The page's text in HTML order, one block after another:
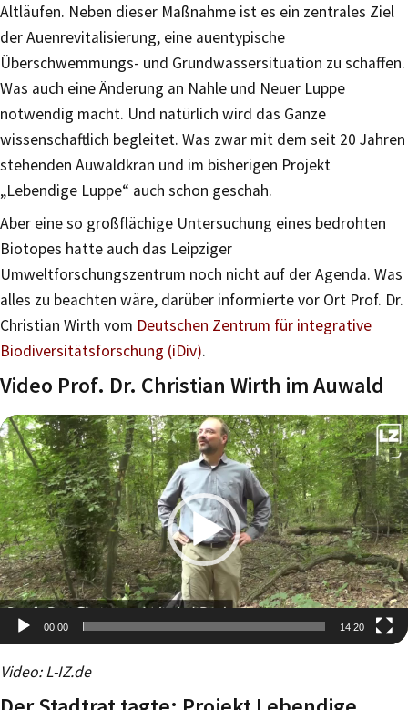
Altläufen. Neben dieser Maßnahme ist es ein zentrales Ziel
der Auenrevitalisierung, eine auentypische
Überschwemmungs- und Grundwassersituation zu schaffen.
Was auch eine Änderung an Nahle und Neuer Luppe
notwendig macht. Und natürlich wird das Ganze
wissenschaftlich begleitet. Was zwar mit dem seit 20 Jahren
stehenden Auwaldkran und im bisherigen Projekt
„Lebendige Luppe“ auch schon geschah.
Aber eine so großflächige Untersuchung eines bedrohten
Biotopes hatte auch das Leipziger
Umweltforschungszentrum noch nicht auf der Agenda. Was
alles zu beachten wäre, darüber informierte vor Ort Prof. Dr.
Christian Wirth vom Deutschen Zentrum für integrative
Biodiversitätsforschung (iDiv).
Video Prof. Dr. Christian Wirth im Auwald
Player
00:00 14:20
Video: L-IZ.de